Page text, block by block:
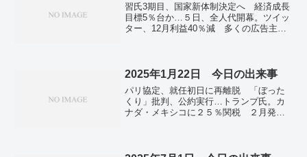
習氏3期目、国家新体制決定へ 経済成長
目標5％台か…５日、全人代開幕。ツイッ
ター、12月利益40％減 多くの広告主が
気象条件整わず…JAXA。全国で新たに1
万431人感染 死者は81人 新型コロナ。
2025年1月22日 今日の出来事
パリ協定、就任初日に再離脱 「ぼった
くり」批判、公約実行…トランプ氏。カ
ナダ・メキシコに２５％関税 ２月発動